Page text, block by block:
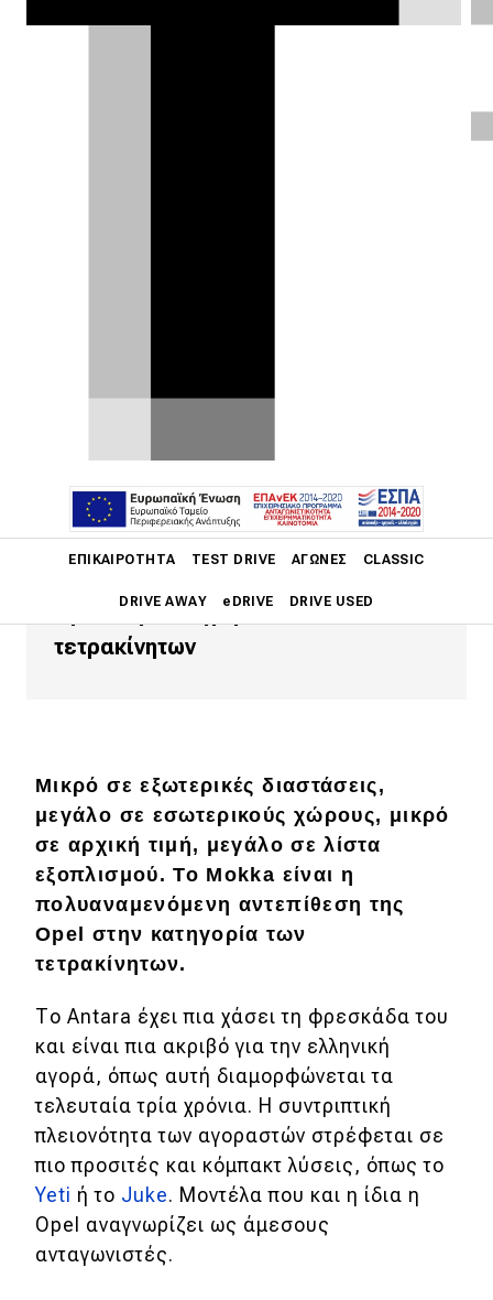
ΕΠΙΚΑΙΡΌΤΗΤΑ TEST DRIVE ΑΓΏΝΕΣ CLASSIC
DRIVE AWAY eDRIVE DRIVE USED
Main navigation
Πρωτότυπα
Ελλάδα
Κόσμος
Τεχνολογία
Ασφάλεια
Αγορά
Απόψεις
Test Drive
Δοκιμή
Αποστολή
Συγκρίνουμε
μεγάλο σε εσωτερικούς χώρους,
μικρό σε αρχική τιμή, μεγάλο σε
λίστα εξοπλισμού. Το Mokka είναι η
Opel στην κατηγορία των
τετρακίνητων
Μικρό σε εξωτερικές διαστάσεις,
μεγάλο σε εσωτερικούς χώρους, μικρό
σε αρχική τιμή, μεγάλο σε λίστα
εξοπλισμού. Το Mokka είναι η
πολυαναμενόμενη αντεπίθεση της
Opel στην κατηγορία των
τετρακίνητων.
Το Antara έχει πια χάσει τη φρεσκάδα του
και είναι πια ακριβό για την ελληνική
αγορά, όπως αυτή διαμορφώνεται τα
τελευταία τρία χρόνια. Η συντριπτική
πλειονότητα των αγοραστών στρέφεται σε
πιο προσιτές και κόμπακτ λύσεις, όπως το
Yeti ή το Juke. Μοντέλα που και η ίδια η
Opel αναγνωρίζει ως άμεσους
ανταγωνιστές.